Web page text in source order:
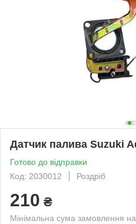
Датчик палива Suzuki
Готово до відправки
Код: 2030012
Роздріб
210 ₴
Мінімальна сума замовлення